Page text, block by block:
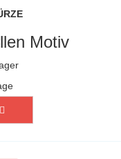
Motiv